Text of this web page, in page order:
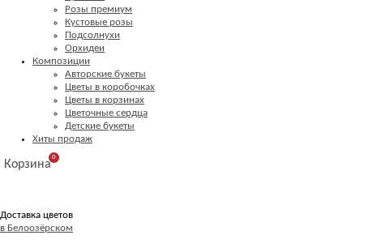
Розы премиум
Кустовые розы
Подсолнухи
Орхидеи
Композиции
Авторские букеты
Цветы в коробочках
Цветы в корзинах
Цветочные сердца
Детские букеты
Хиты продаж
Корзина
0
Доставка цветов
в Белоозёрском